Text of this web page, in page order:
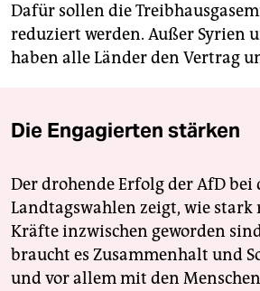
Dafür sollen die
reduziert werden. Außer Syrien
haben alle Länder den Vertrag
Die Engagierten stärken
Der drohende Erfolg der AfD bei
Landtagswahlen zeigt, wie stark
Kräfte inzwischen geworden
braucht es Zusammenhalt und
und vor allem mit den